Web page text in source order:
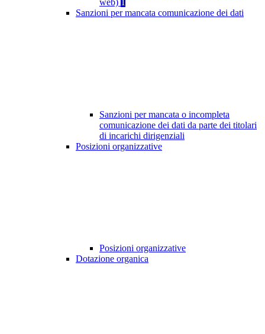
web) 1
Sanzioni per mancata comunicazione dei dati
Sanzioni per mancata o incompleta
comunicazione dei dati da parte dei titolari
di incarichi dirigenziali
Posizioni organizzative
Posizioni organizzative
Dotazione organica